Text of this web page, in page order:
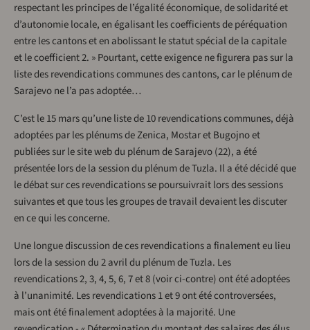
respectant les principes de l’égalité économique, de solidarité et
d’autonomie locale, en égalisant les coefficients de péréquation
entre les cantons et en abolissant le statut spécial de la capitale
et le coefficient 2. » Pourtant, cette exigence ne figurera pas sur la
liste des revendications communes des cantons, car le plénum de
Sarajevo ne l’a pas adoptée…
C’est le 15 mars qu’une liste de 10 revendications communes, déjà
adoptées par les plénums de Zenica, Mostar et Bugojno et
publiées sur le site web du plénum de Sarajevo (22), a été
présentée lors de la session du plénum de Tuzla. Il a été décidé que
le débat sur ces revendications se poursuivrait lors des sessions
suivantes et que tous les groupes de travail devaient les discuter
en ce qui les concerne.
Une longue discussion de ces revendications a finalement eu lieu
lors de la session du 2 avril du plénum de Tuzla. Les
revendications 2, 3, 4, 5, 6, 7 et 8 (voir ci-contre) ont été adoptées
à l’unanimité. Les revendications 1 et 9 ont été controversées,
mais ont été finalement adoptées à la majorité. Une